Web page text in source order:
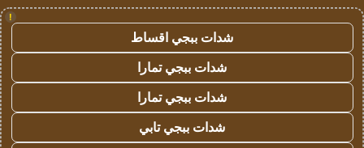
!
شدات ببجي اقساط
شدات ببجي تمارا
شدات ببجي تمارا
شدات ببجي تابي